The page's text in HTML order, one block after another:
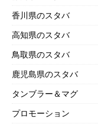
香川県のスタバ
高知県のスタバ
鳥取県のスタバ
鹿児島県のスタバ
タンブラー＆マグ
プロモーション